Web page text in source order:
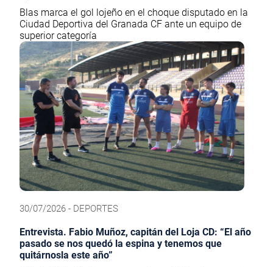
Blas marca el gol lojeño en el choque disputado en la
Ciudad Deportiva del Granada CF ante un equipo de
superior categoría
30/07/2026 - DEPORTES
Entrevista. Fabio Muñoz, capitán del Loja CD: “El año
pasado se nos quedó la espina y tenemos que
quitárnosla este año”